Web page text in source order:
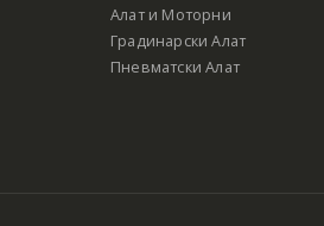
Алат и Моторни
Градинарски Алат
Пневматски Алат